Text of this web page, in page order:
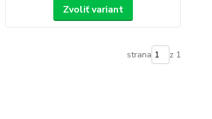
Zvoliť variant
strana z 1